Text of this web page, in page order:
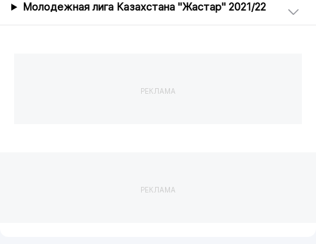
Молодежная лига Казахстана "Жастар" 2021/22
РЕКЛАМА
РЕКЛАМА